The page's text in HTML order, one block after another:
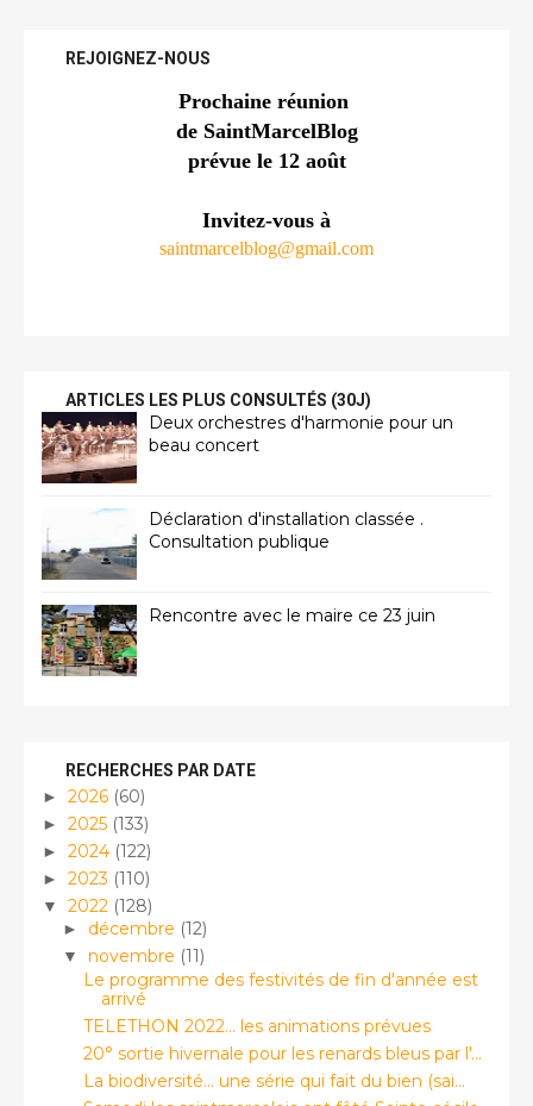
REJOIGNEZ-NOUS
Prochaine réunion
de SaintMarcelBlog
prévue le 12 août
Invitez-vous à
saintmarcelblog@gmail.com
ARTICLES LES PLUS CONSULTÉS (30J)
Deux orchestres d'harmonie pour un
beau concert
Déclaration d'installation classée .
Consultation publique
Rencontre avec le maire ce 23 juin
RECHERCHES PAR DATE
► 2026 (60)
► 2025 (133)
► 2024 (122)
► 2023 (110)
▼ 2022 (128)
► décembre (12)
▼ novembre (11)
Le programme des festivités de fin d'année est
arrivé
TELETHON 2022... les animations prévues
20° sortie hivernale pour les renards bleus par l'...
La biodiversité... une série qui fait du bien (sai...